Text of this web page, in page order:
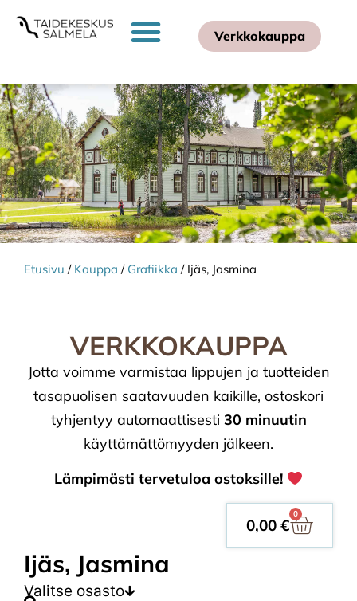
Verkkokauppa
Etusivu / Kauppa / Grafiikka / Ijäs, Jasmina
VERKKOKAUPPA
Jotta voimme varmistaa lippujen ja tuotteiden
tasapuolisen saatavuuden kaikille, ostoskori
tyhjentyy automaattisesti 30 minuutin
käyttämättömyyden jälkeen.
Lämpimästi tervetuloa ostoksille!
0,00 €
0
Ijäs, Jasmina
Valitse osasto